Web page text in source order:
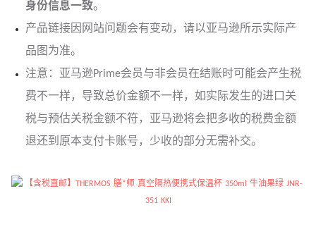
身份信息一致。
产品链接因网站问题会有变动，请以亚马逊所示实际产
品图为准。
注意：亚马逊Prime会员与非会员在结账时可能会产生税
费不一样，导致总价金额不一样，如实际发生的进口关
税与预估关税金额不符，亚马逊将会把多收的税费金额
退还到原本支付卡账号，少收的部分无需补交。